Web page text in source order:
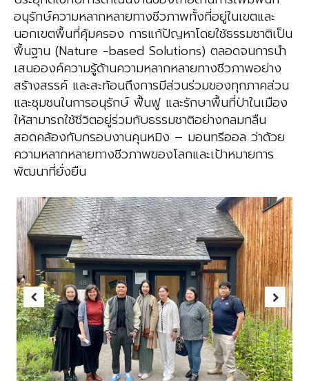
อนุรักษ์ความหลากหลายทางชีวภาพทั้งที่อยู่ในเขตและ
นอกเขตพื้นที่คุ้มครอง การแก้ปัญหาโดยใช้ธรรมชาติเป็น
พื้นฐาน (Nature -based Solutions) ตลอดจนการนำ
เสนอองค์ความรู้ด้านความหลากหลายทางชีวภาพอย่าง
สร้างสรรค์ และสะท้อนถึงการมีส่วนร่วมของทุกภาคส่วน
และชุมชนในการอนุรักษ์ ฟื้นฟู และรักษาพื้นที่ป่าในเมือง
ให้สามารถใช้ชีวิตอยู่ร่วมกับธรรมชาติอย่างกลมกลืน
สอดคล้องกับกรอบงานคุนหมิง – มอนทรีออล ว่าด้วย
ความหลากหลายทางชีวภาพของโลกและเป้าหมายการ
พัฒนาที่ยั่งยืน
Previous Next